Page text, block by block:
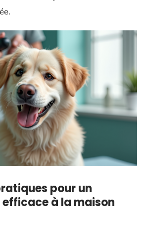
pour un
à la maison